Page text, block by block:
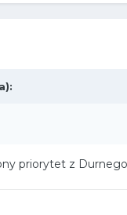
priorytet z